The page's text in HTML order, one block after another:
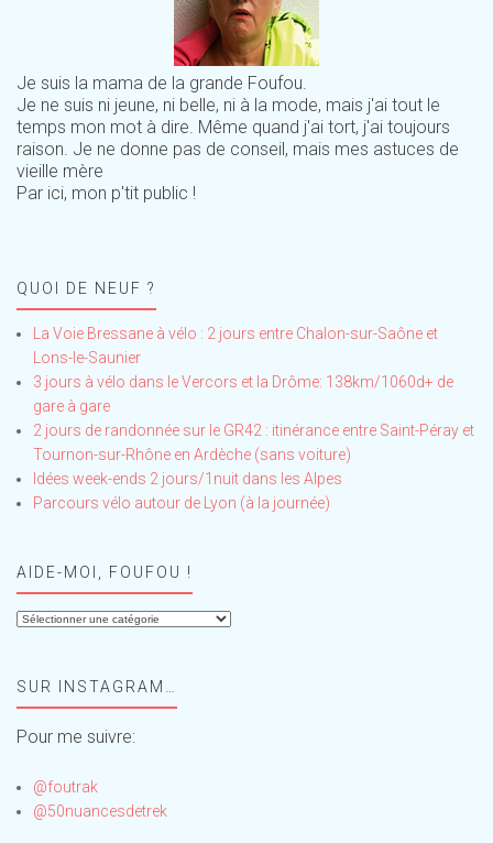
Je suis la mama de la grande Foufou.
Je ne suis ni jeune, ni belle, ni à la mode, mais j'ai tout le
temps mon mot à dire. Même quand j'ai tort, j'ai toujours
raison. Je ne donne pas de conseil, mais mes astuces de
vieille mère
Par ici, mon p'tit public !
QUOI DE NEUF ?
La Voie Bressane à vélo : 2 jours entre Chalon-sur-Saône et
Lons-le-Saunier
3 jours à vélo dans le Vercors et la Drôme: 138km/1060d+ de
gare à gare
2 jours de randonnée sur le GR42 : itinérance entre Saint-Péray et
Tournon-sur-Rhône en Ardèche (sans voiture)
Idées week-ends 2 jours/1nuit dans les Alpes
Parcours vélo autour de Lyon (à la journée)
AIDE-MOI, FOUFOU !
Aide-
!SUR INSTAGRAM…
Pour me suivre:
@foutrak
@50nuancesdetrek